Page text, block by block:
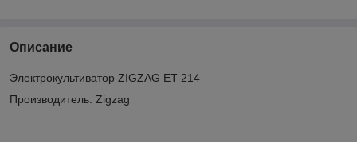
Описание
Электрокультиватор ZIGZAG ET 214
Производитель: Zigzag